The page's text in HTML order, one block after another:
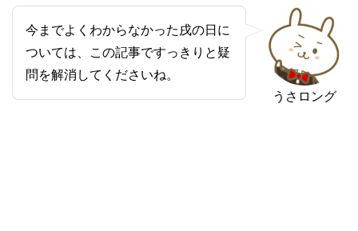
うさロング
今までよくわからなかった戌の日に
ついては、この記事ですっきりと疑
問を解消してくださいね。